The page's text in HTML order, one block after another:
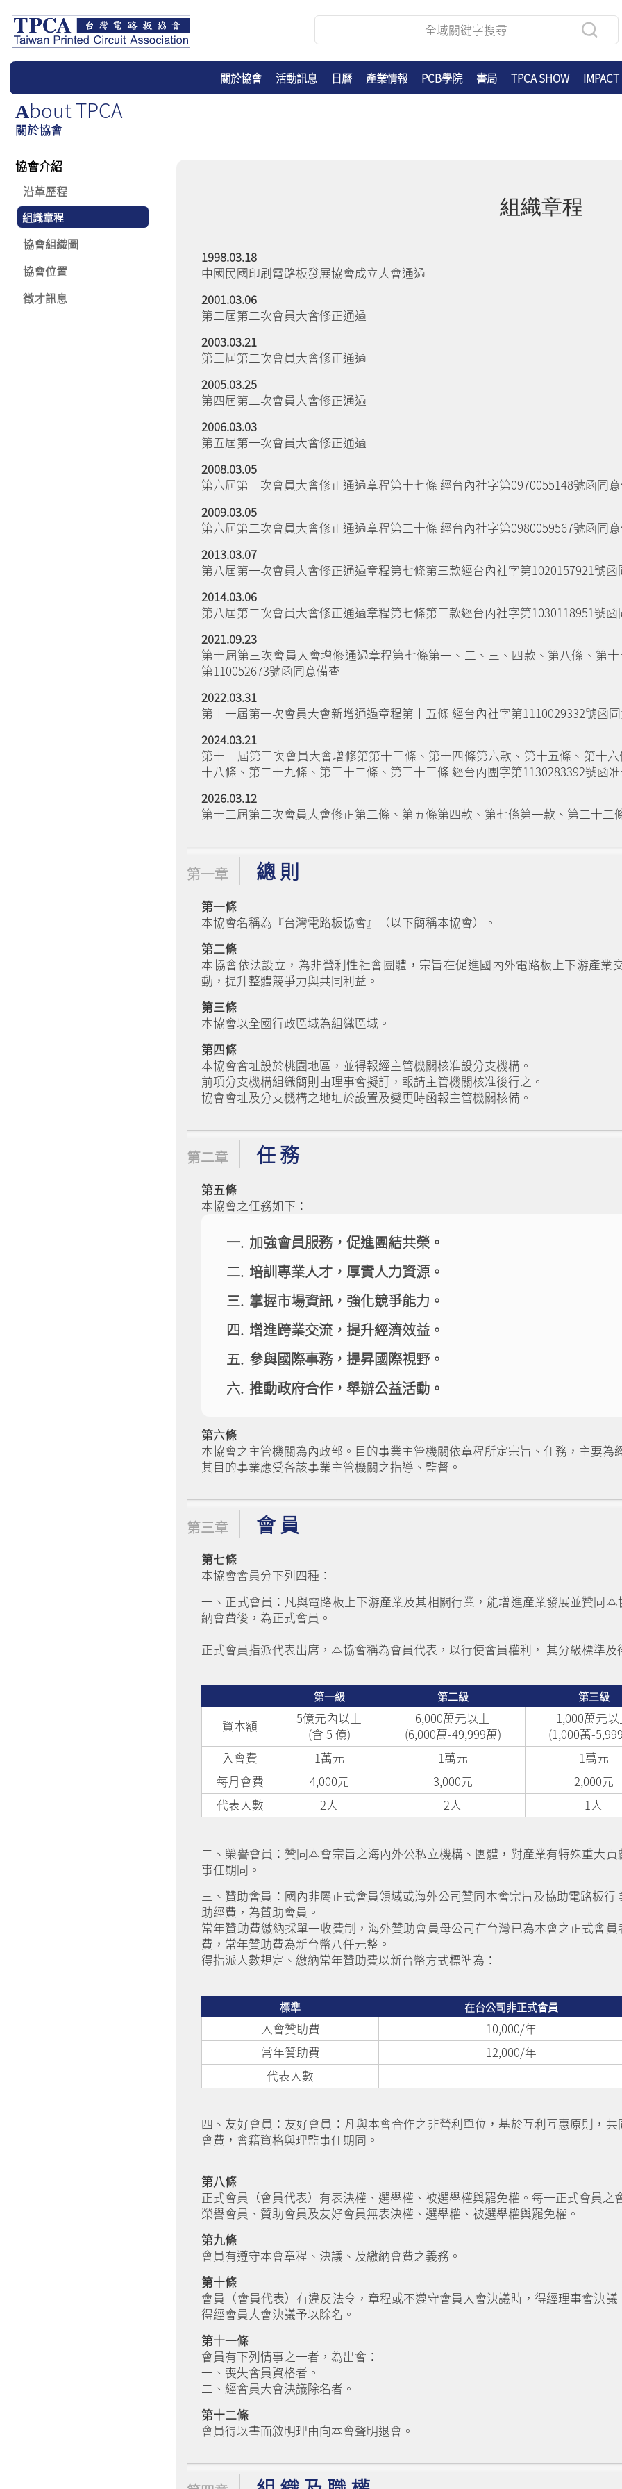
關於協會 活動訊息 日曆 產業情報 PCB學院 書局 TPCA SHOW IMPACT
ABout TPCA
關於協會
協會介紹
沿革歷程
組識章程
協會組織圖
協會位置
徵才訊息
組織章程
1998.03.18
中國民國印刷電路板發展協會成立大會通過
2001.03.06
第二屆第二次會員大會修正通過
2003.03.21
第三屆第二次會員大會修正通過
2005.03.25
第四屆第二次會員大會修正通過
2006.03.03
第五屆第一次會員大會修正通過
2008.03.05
第六屆第一次會員大會修正通過章程第十七條 經台內社字第0970055148號函同
2009.03.05
第六屆第二次會員大會修正通過章程第二十條 經台內社字第0980059567號函同
2013.03.07
第八屆第一次會員大會修正通過章程第七條第三款經台內社字第1020157921號
2014.03.06
第八屆第二次會員大會修正通過章程第七條第三款經台內社字第1030118951號
2021.09.23
第十屆第三次會員大會增修通過章程第七條第一、二、三、四款、第八條、第
第110052673號函同意備查
2022.03.31
第十一屆第一次會員大會新增通過章程第十五條 經台內社字第1110029332號函
2024.03.21
第十一屆第三次會員大會增修第第十三條、第十四條第六款、第十五條、第十
十八條、第二十九條、第三十二條、第三十三條 經台內團字第1130283392號函
2026.03.12
第十二屆第二次會員大會修正第二條、第五條第四款、第七條第一款、第二十二
第一章 總 則
第一條
本協會名稱為『台灣電路板協會』（以下簡稱本協會）。
第二條
本協會依法設立，為非營利性社會團體，宗旨在促進國內外電路板上下游產
動，提升整體競爭力與共同利益。
第三條
本協會以全國行政區域為組織區域。
第四條
本協會會址設於桃園地區，並得報經主管機關核准設分支機構。
前項分支機構組織簡則由理事會擬訂，報請主管機關核准後行之。
協會會址及分支機構之地址於設置及變更時函報主管機關核備。
第二章 任 務
第五條
本協會之任務如下：
加強會員服務，促進團結共榮。
培訓專業人才，厚實人力資源。
掌握市場資訊，強化競爭能力。
增進跨業交流，提升經濟效益。
參與國際事務，提昇國際視野。
推動政府合作，舉辦公益活動。
第六條
本協會之主管機關為內政部。目的事業主管機關依章程所定宗旨、任務，主要為
其目的事業應受各該事業主管機關之指導、監督。
第三章 會 員
第七條
本協會會員分下列四種：
一、正式會員：凡與電路板上下游產業及其相關行業，能增進產業發展並贊同
納會費後，為正式會員。
正式會員指派代表出席，本協會稱為會員代表，以行使會員權利， 其分級標準
第一級 第二級 第三級
資本額
5億元內以上
(含 5 億)
6,000萬元以上
(6,000萬-49,999萬)
1,000萬元
(1,000萬-
入會費
1萬元 1萬元
1萬元
每月會費
4,000元 3,000元
2,000元
代表人數
2人 2人 1人
二、榮譽會員：贊同本會宗旨之海內外公私立機構、團體，對產業有特殊重大
事任期同。
三、贊助會員：國內非屬正式會員領域或海外公司贊同本會宗旨及協助電路板
助經費，為贊助會員。
常年贊助費繳納採單一收費制，海外贊助會員母公司在台灣已為本會之正式會
費，常年贊助費為新台幣八仟元整。
得指派人數規定、繳納常年贊助費以新台幣方式標準為：
標準 在台公司非正式會員
入會贊助費
10,000/年
常年贊助費
12,000/年
代表人數
四、友好會員：友好會員：凡與本會合作之非營利單位，基於互利互惠原則，
會費，會籍資格與理監事任期同。
第八條
正式會員（會員代表）有表決權、選舉權、被選舉權與罷免權。每一正式會員之
榮譽會員、贊助會員及友好會員無表決權、選舉權、被選舉權與罷免權。
第九條
會員有遵守本會章程、決議、及繳納會費之義務。
第十條
會員（會員代表）有違反法令，章程或不遵守會員大會決議時，得經理事會決
得經會員大會決議予以除名。
第十一條
會員有下列情事之一者，為出會：
一、喪失會員資格者。
二、經會員大會決議除名者。
第十二條
會員得以書面敘明理由向本會聲明退會。